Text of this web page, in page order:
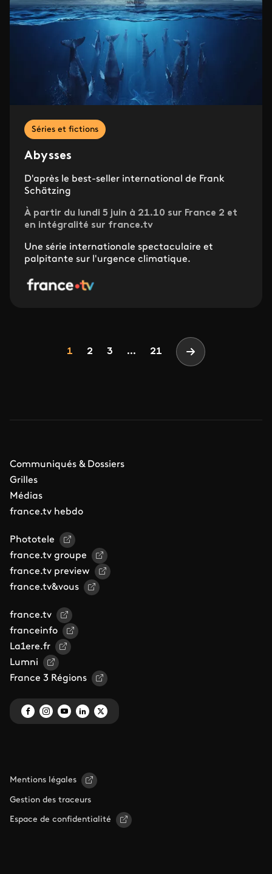
Séries et fictions
Abysses
D'après le best-seller international de Frank
Schätzing
À partir du lundi 5 juin à 21.10 sur France 2 et
en intégralité sur france.tv
Une série internationale spectaculaire et
palpitante sur l'urgence climatique.
Page
1 Page
2 Page
3 ... 21 Page suivante
Communiqués & Dossiers
Grilles
Médias
france.tv hebdo
Phototele
france.tv groupe
france.tv preview
france.tv&vous
france.tv
franceinfo
La1ere.fr
Lumni
France 3 Régions
Mentions légales
Gestion des traceurs
Espace de confidentialité